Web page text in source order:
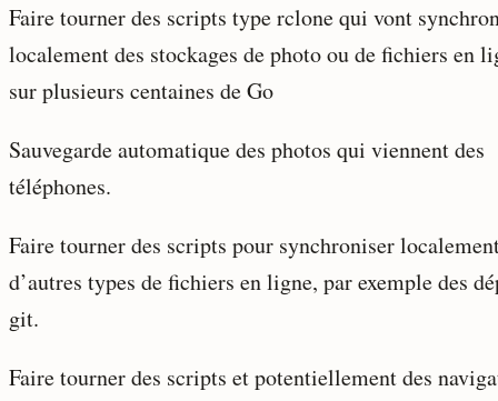
Faire tourner des scripts type rclone qui vont
localement des stockages de photo ou de fichiers en
sur plusieurs centaines de Go
Sauvegarde automatique des photos qui viennent des
téléphones.
Faire tourner des scripts pour synchroniser
d’autres types de fichiers en ligne, par exemple des
git.
Faire tourner des scripts et potentiellement des